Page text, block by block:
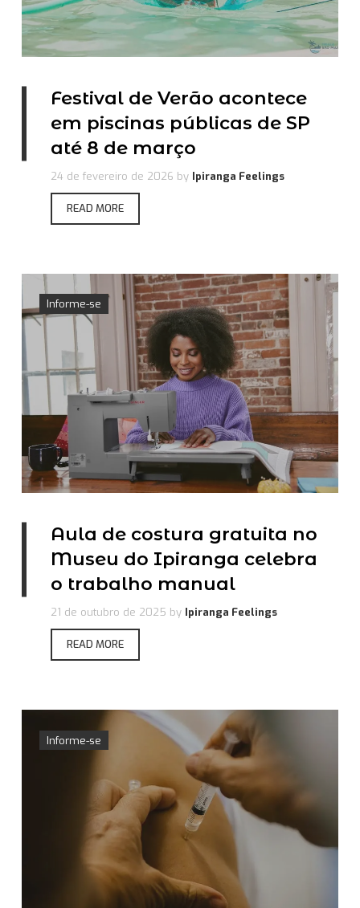
Festival de Verão acontece
em piscinas públicas de SP
até 8 de março
24 de fevereiro de 2026 by Ipiranga Feelings
READ MORE
Informe-se
Aula de costura gratuita no
Museu do Ipiranga celebra
o trabalho manual
21 de outubro de 2025 by Ipiranga Feelings
READ MORE
Informe-se